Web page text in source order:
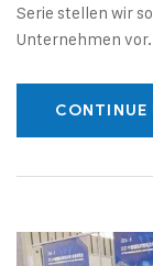
Serie stellen wir
Unternehmen
CONTINUE